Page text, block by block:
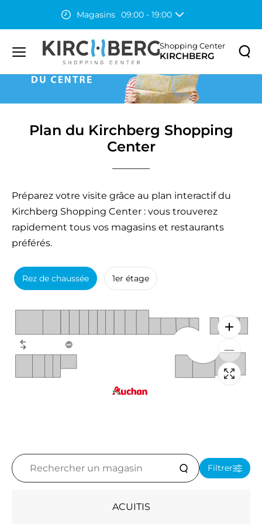
Magasins 09:00 - 19:00
Restaurants 07:30 - 23:00
Auchan 08:00 - 20:00
Menu
principal
Shopping Center
KIRCHBERG
Rechercher
la
Plan du Kirchberg Shopping Center
Plan du Kirchberg Shopping
Center
Préparez votre visite grâce au plan interactif du
Kirchberg Shopping Center : vous trouverez
rapidement tous vos magasins et restaurants
préférés.
Rez de chaussée 1er étage
Rechercher
un
Filtrer
ACUITIS
Accessoires - Bijoux (5)